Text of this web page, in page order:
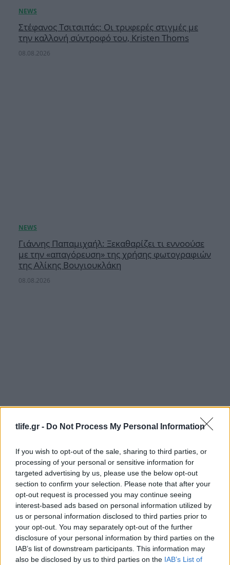
tlife.gr - Do Not Process My Personal Information
If you wish to opt-out of the sale, sharing to third parties, or
processing of your personal or sensitive information for
targeted advertising by us, please use the below opt-out
section to confirm your selection. Please note that after your
opt-out request is processed you may continue seeing
interest-based ads based on personal information utilized by
us or personal information disclosed to third parties prior to
your opt-out. You may separately opt-out of the further
disclosure of your personal information by third parties on the
IAB’s list of downstream participants. This information may
also be disclosed by us to third parties on the IAB’s List of
Στέφανος Τσιτσιπάς: Οι τρυφερές στιγμές με
την καλλονή σύντροφό του, Kristen Thoms
08.08.2026
Γιάννης Παπαμιχαήλ: Ξεκαθαρίζει τι εννοούσε
με την «απαγόρευση» της χρήσης φωτογραφιών
της Αλίκης Βουγιουκλάκη
08.08.2026
Ελίζαμπεθ Ελέτσι: Στον Άγιο Νεκτάριο με τον
σύζυγό της και τον γιο τους – «Σήμερα πήραμε
την ευχή για τον γιο μας»
08.08.2026